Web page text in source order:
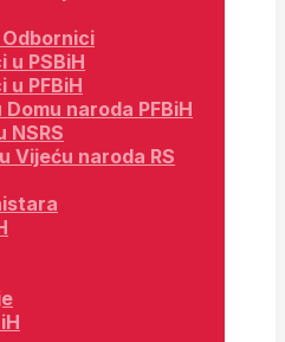
u PSBiH
u PFBiH
naroda PFBiH
NSRS
Vijeću naroda RS